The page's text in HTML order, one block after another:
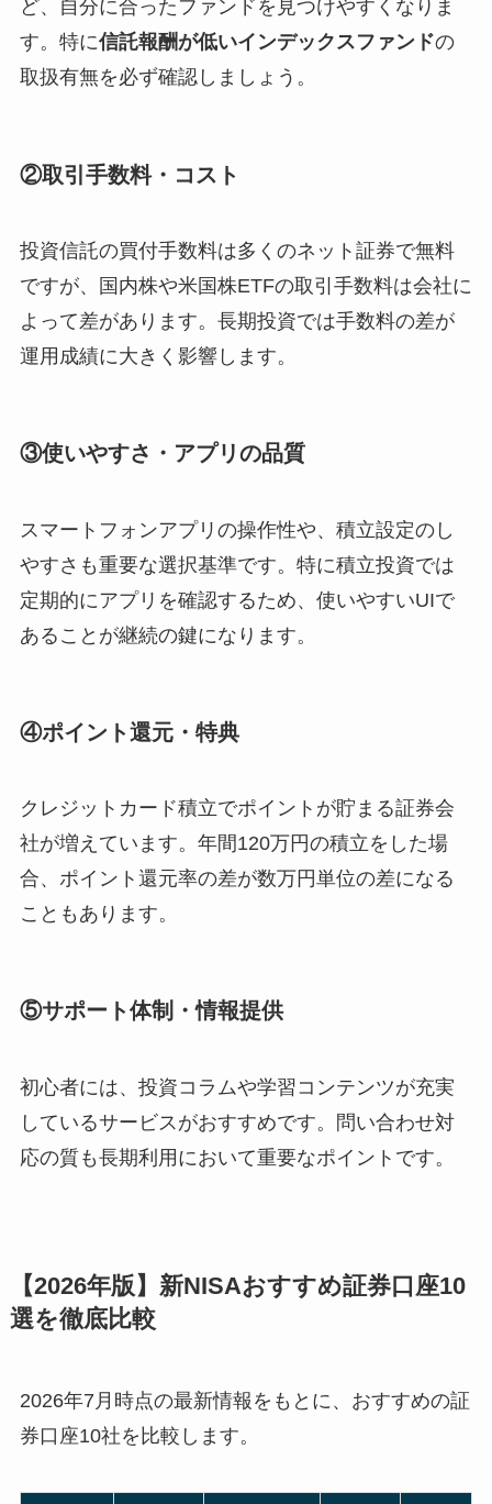
ど、自分に合ったファンドを見つけやすくなりま
す。特に信託報酬が低いインデックスファンドの
取扱有無を必ず確認しましょう。
②取引手数料・コスト
投資信託の買付手数料は多くのネット証券で無料
ですが、国内株や米国株ETFの取引手数料は会社に
よって差があります。長期投資では手数料の差が
運用成績に大きく影響します。
③使いやすさ・アプリの品質
スマートフォンアプリの操作性や、積立設定のし
やすさも重要な選択基準です。特に積立投資では
定期的にアプリを確認するため、使いやすいUIで
あることが継続の鍵になります。
④ポイント還元・特典
クレジットカード積立でポイントが貯まる証券会
社が増えています。年間120万円の積立をした場
合、ポイント還元率の差が数万円単位の差になる
こともあります。
⑤サポート体制・情報提供
初心者には、投資コラムや学習コンテンツが充実
しているサービスがおすすめです。問い合わせ対
応の質も長期利用において重要なポイントです。
【2026年版】新NISAおすすめ証券口座10
選を徹底比較
2026年7月時点の最新情報をもとに、おすすめの証
券口座10社を比較します。